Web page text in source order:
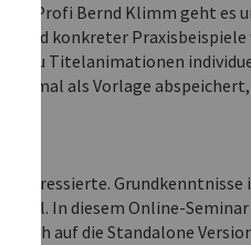
FX-Profi Bernd Klimm geht
konkreter
Du Titelanimationen
als Vorlage
Interessierte.
In diesem Online-
auch auf die Standalone